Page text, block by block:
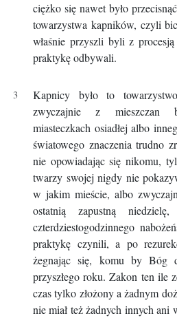
ciężko się nawet było
towarzystwa kapników, czyli
właśnie przyszli byli z
praktykę odbywali.
Kapnicy było to
zwyczajnie z mieszczan
miasteczkach osiadłej albo
światowego znaczenia trudno
nie opowiadając się nikomu,
twarzy swojej nigdy nie
w jakim mieście, albo
ostatnią zapustną
czterdziestogodzinnego
praktykę czynili, a po
żegnając się, komu by Bóg
przyszłego roku. Zakon ten ile
czas tylko złożony a żadnym
nie miał też żadnych innych ani